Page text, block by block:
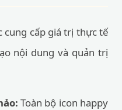
cung cấp giá trị thực tế
nội dung và quản trị
Toàn bộ icon happy